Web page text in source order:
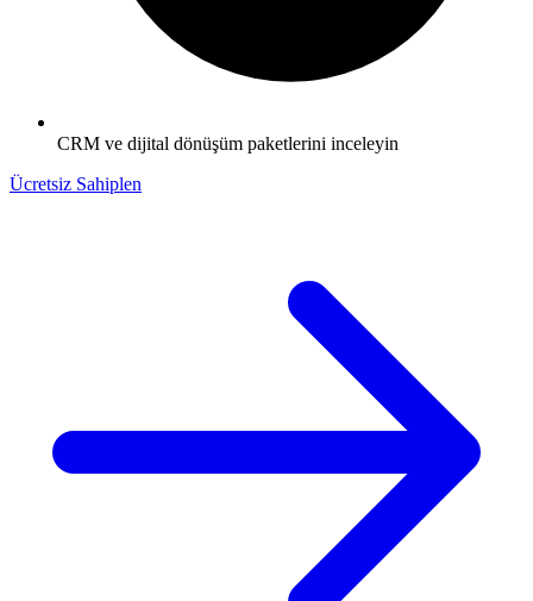
CRM ve dijital dönüşüm paketlerini inceleyin
Ücretsiz Sahiplen